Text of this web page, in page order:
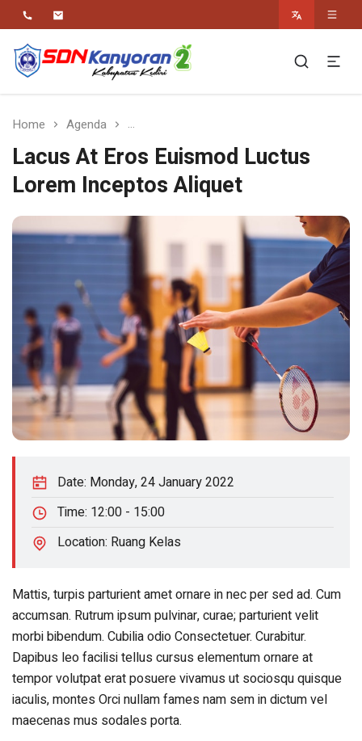
SDN Kanyoran 2
Kec.Semen Kab.Kediri
Religius Berwawasan Berbudaya
Home Agenda Lacus At Eros Euismod Luctus Lorem
Lacus At Eros Euismod Luctus
Lorem Inceptos Aliquet
Date: Monday, 24 January 2022
Time: 12:00 - 15:00
Location: Ruang Kelas
Mattis, turpis parturient amet ornare in nec per sed ad. Cum
accumsan. Rutrum ipsum pulvinar, curae; parturient velit
morbi bibendum. Cubilia odio Consectetuer. Curabitur.
Dapibus leo facilisi tellus cursus elementum ornare at
tempor volutpat erat posuere vivamus ut sociosqu quisque
iaculis, montes Orci nullam fames nam sem in dictum vel
maecenas mus sodales porta.